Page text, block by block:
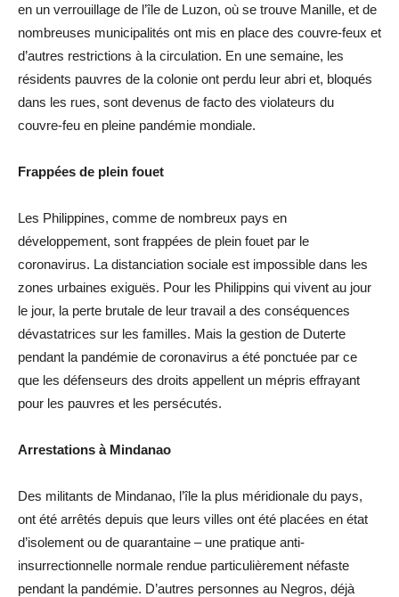
en un verrouillage de l’île de Luzon, où se trouve Manille, et de
nombreuses municipalités ont mis en place des couvre-feux et
d’autres restrictions à la circulation. En une semaine, les
résidents pauvres de la colonie ont perdu leur abri et, bloqués
dans les rues, sont devenus de facto des violateurs du
couvre-feu en pleine pandémie mondiale.
Frappées de plein fouet
Les Philippines, comme de nombreux pays en
développement, sont frappées de plein fouet par le
coronavirus. La distanciation sociale est impossible dans les
zones urbaines exiguës. Pour les Philippins qui vivent au jour
le jour, la perte brutale de leur travail a des conséquences
dévastatrices sur les familles. Mais la gestion de Duterte
pendant la pandémie de coronavirus a été ponctuée par ce
que les défenseurs des droits appellent un mépris effrayant
pour les pauvres et les persécutés.
Arrestations à Mindanao
Des militants de Mindanao, l’île la plus méridionale du pays,
ont été arrêtés depuis que leurs villes ont été placées en état
d’isolement ou de quarantaine – une pratique anti-
insurrectionnelle normale rendue particulièrement néfaste
pendant la pandémie. D’autres personnes au Negros, déjà